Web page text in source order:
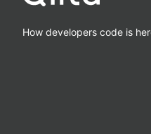
How developers code is